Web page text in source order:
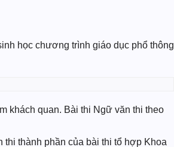
học chương trình giáo dục phổ thông
khách quan. Bài thi Ngữ văn thi theo
thành phần của bài thi tổ hợp Khoa